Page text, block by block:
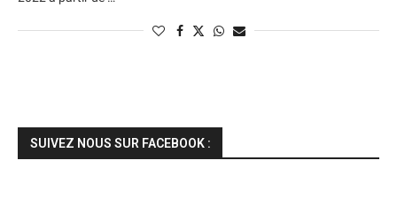
SUIVEZ NOUS SUR FACEBOOK :